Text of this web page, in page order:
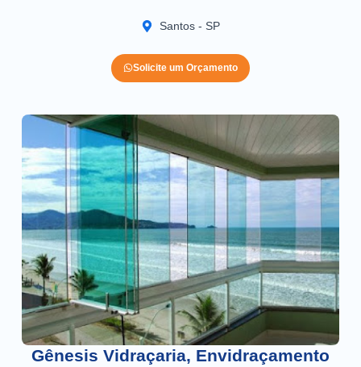
Santos - SP
Solicite um Orçamento
Gênesis Vidraçaria, Envidraçamento